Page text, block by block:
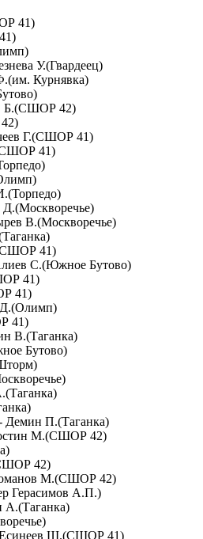
41)
У.(Гвардеец)
Курнявка)
Б.(СШОР 42)
Г.(СШОР 41)
41)
В.(Москворечье)
41)
С.(Южное Бутово)
41)
41)
Д.(Олимп)
41)
В.(Таганка)
Бутово)
Демин П.(Таганка)
М.(СШОР 42)
42)
М.(СШОР 42)
Герасимов А.П.)
А.(Таганка)
Есинеев Ш.(СШОР 41)